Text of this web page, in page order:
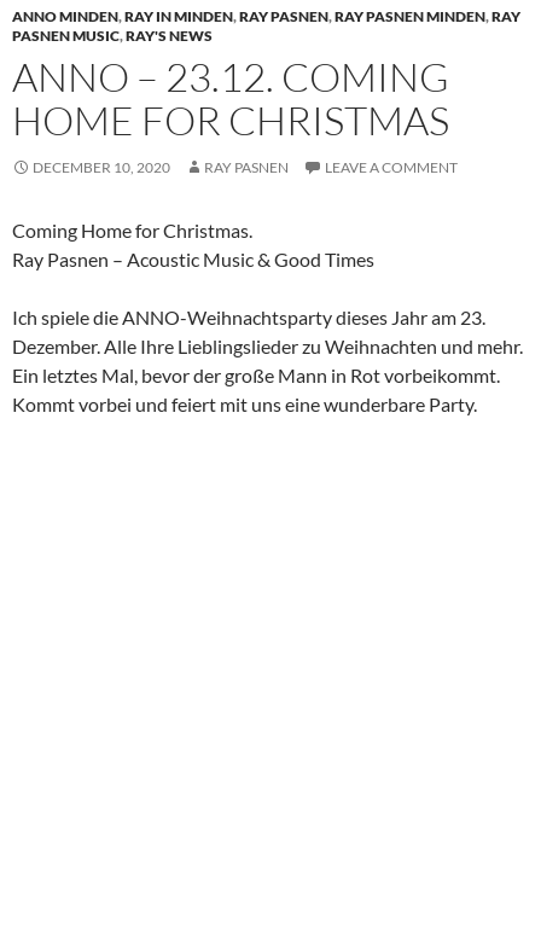
ANNO MINDEN,RAY IN MINDEN,RAY PASNEN,RAY PASNEN MINDEN,RAY
PASNEN MUSIC,RAY'S NEWS
ANNO – 23.12. COMING
HOME FOR CHRISTMAS
DECEMBER 10, 2020 RAY PASNEN LEAVE A COMMENT
Coming Home for Christmas.
Ray Pasnen – Acoustic Music & Good Times
Ich spiele die ANNO-Weihnachtsparty dieses Jahr am 23.
Dezember. Alle Ihre Lieblingslieder zu Weihnachten und mehr.
Ein letztes Mal, bevor der große Mann in Rot vorbeikommt.
Kommt vorbei und feiert mit uns eine wunderbare Party.